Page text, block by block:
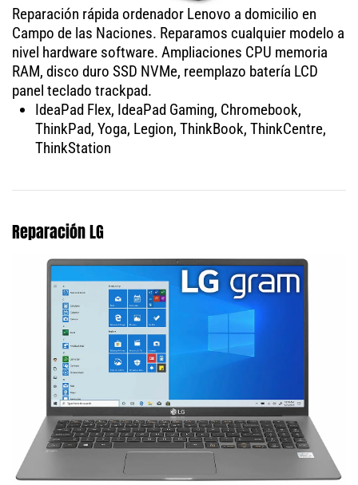
Reparación rápida ordenador Lenovo a domicilio en
Campo de las Naciones. Reparamos cualquier modelo a
nivel hardware software. Ampliaciones CPU memoria
RAM, disco duro SSD NVMe, reemplazo batería LCD
panel teclado trackpad.
IdeaPad Flex, IdeaPad Gaming, Chromebook,
ThinkPad, Yoga, Legion, ThinkBook, ThinkCentre,
ThinkStation
Reparación LG